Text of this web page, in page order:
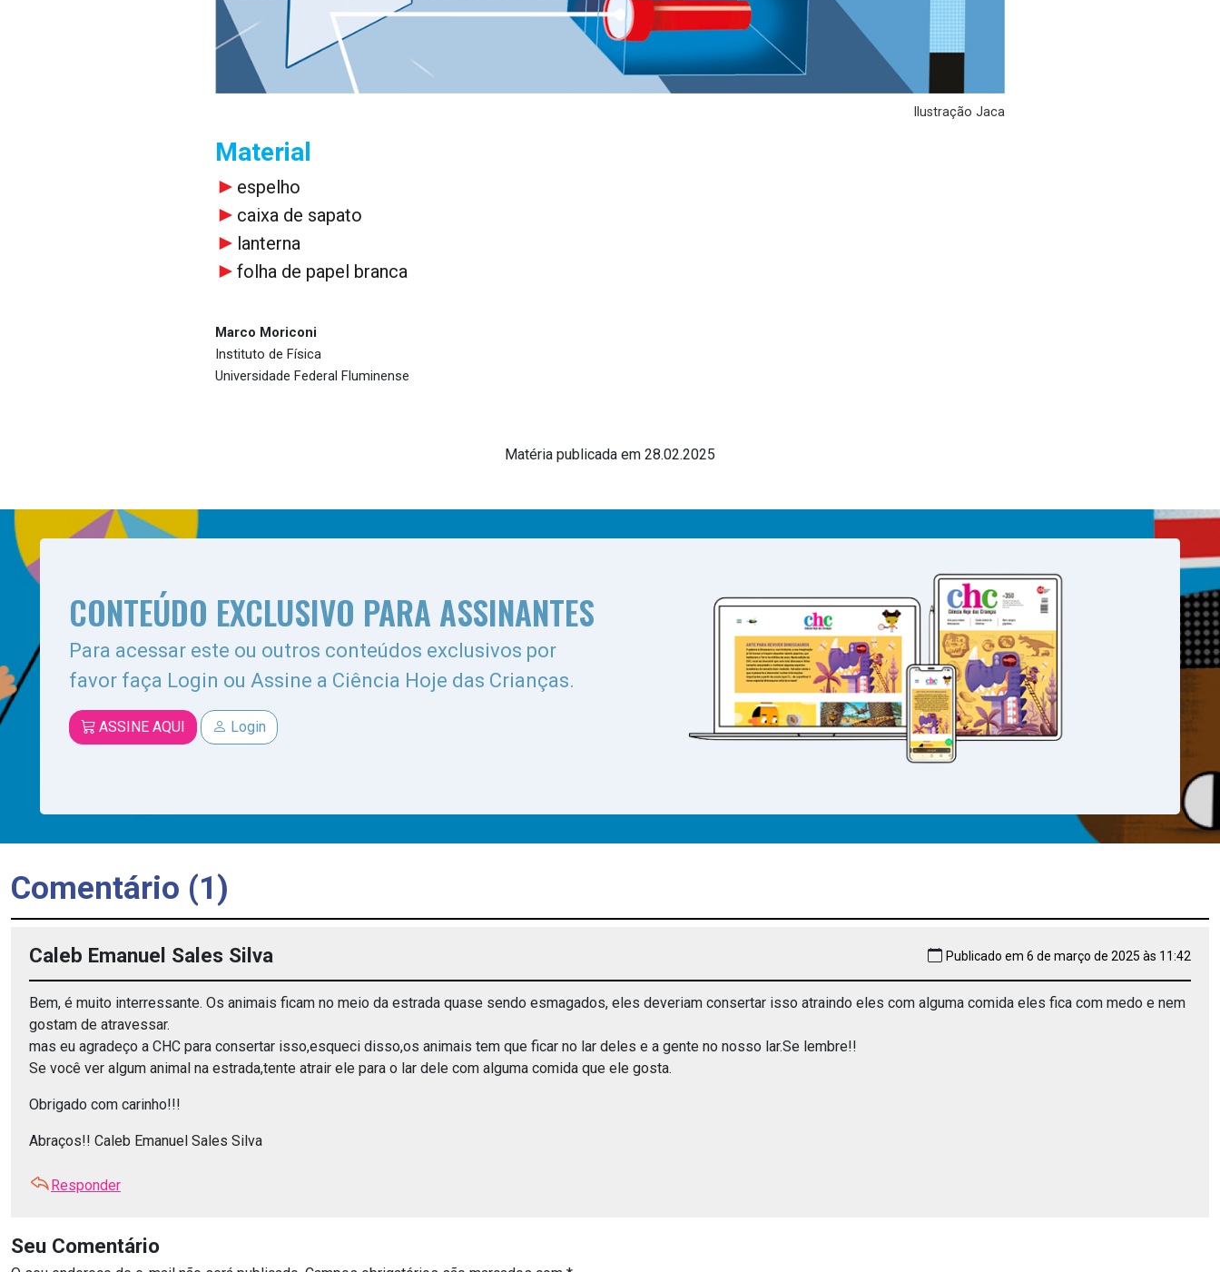
Ilustração Jaca
Material
espelho
caixa de sapato
lanterna
folha de papel branca
Marco Moriconi
Instituto de Física
Universidade Federal Fluminense
Matéria publicada em 28.02.2025
CONTEÚDO EXCLUSIVO PARA ASSINANTES
Para acessar este ou outros conteúdos exclusivos por
favor faça Login ou Assine a Ciência Hoje das Crianças.
ASSINE AQUI Login
Comentário (1)
Caleb Emanuel Sales Silva Publicado em 6 de março de 2025 às 11:42
Bem, é muito interressante. Os animais ficam no meio da estrada quase sendo esmagados, eles deveriam consertar isso atraindo eles com alguma comida eles fica com medo e nem
gostam de atravessar.
mas eu agradeço a CHC para consertar isso,esqueci disso,os animais tem que ficar no lar deles e a gente no nosso lar.Se lembre!!
Se você ver algum animal na estrada,tente atrair ele para o lar dele com alguma comida que ele gosta.
Obrigado com carinho!!!
Abraços!! Caleb Emanuel Sales Silva
Responder
Seu Comentário